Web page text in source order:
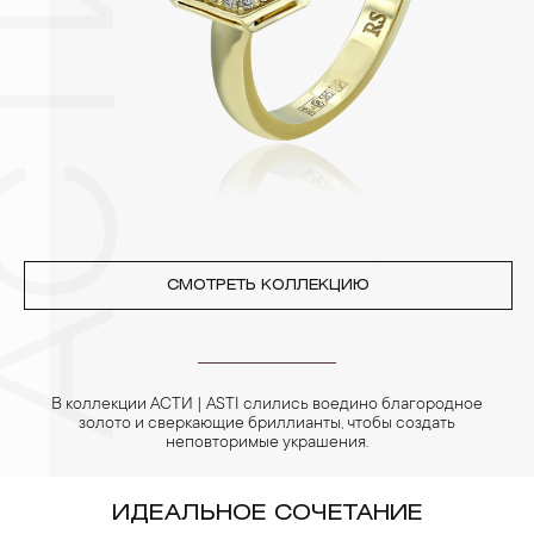
Особенно беречь от воздействия влаги, необходимо
позолоченные изделия. Также высокую влажность плохо
переносят жемчуг, бирюза, малахит и янтарь.
4. Специалисты обычно рекомендуют чистить украшения не
реже одного раза в месяц, а также регулярно протирать их
фланелевой или замшевой салфеткой.
СМОТРЕТЬ КОЛЛЕКЦИЮ
В коллекции АСТИ | ASTI слились воедино благородное
золото и сверкающие бриллианты, чтобы создать
неповторимые украшения.
ИДЕАЛЬНОЕ СОЧЕТАНИЕ